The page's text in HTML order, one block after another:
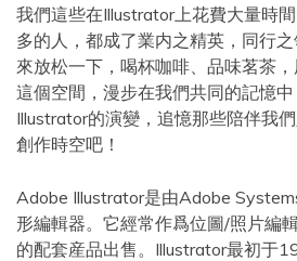
我們這些在Illustrator上花費大量時
多的人，都成了業内之精英，同行
來放松一下，喝杯咖啡、品味茗茶
這個空間，漫步在我們共同的記憶
Illustrator的演變，追憶那些陪伴我
創作時空吧！
Adobe Illustrator是由Adobe
形編輯器。它經常作爲位圖/照片編
的配套産品出售。Illustrator最初于